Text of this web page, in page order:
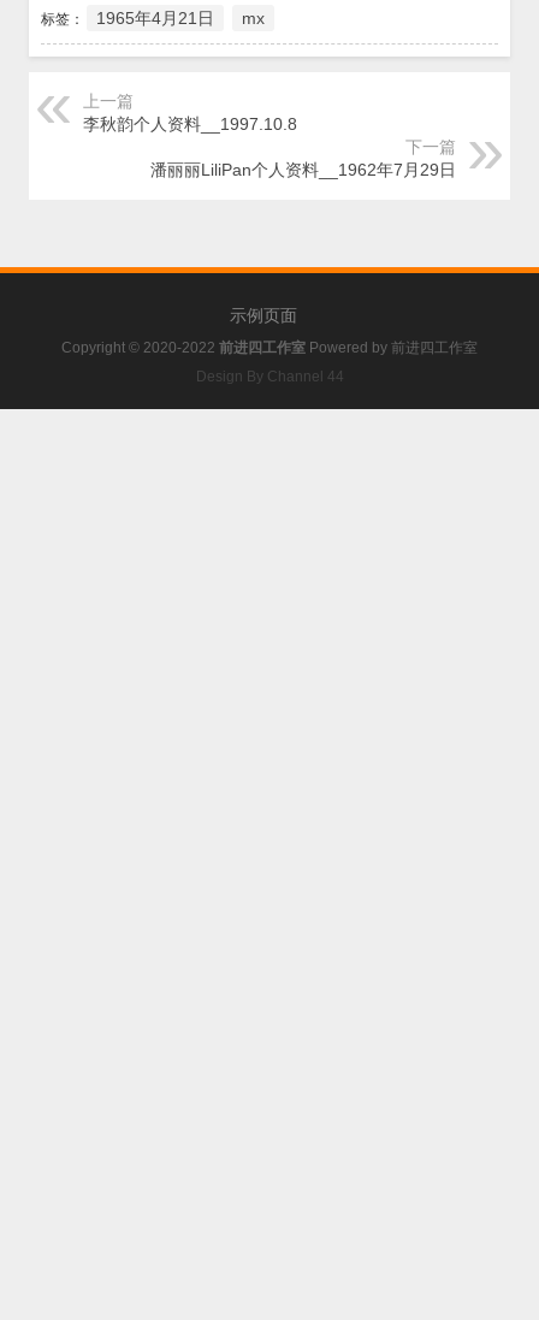
标签： 1965年4月21日 mx
上一篇
李秋韵个人资料__1997.10.8
下一篇
潘丽丽LiliPan个人资料__1962年7月29日
示例页面
Copyright © 2020-2022 前进四工作室 Powered by 前进四工作室
Design By Channel 44